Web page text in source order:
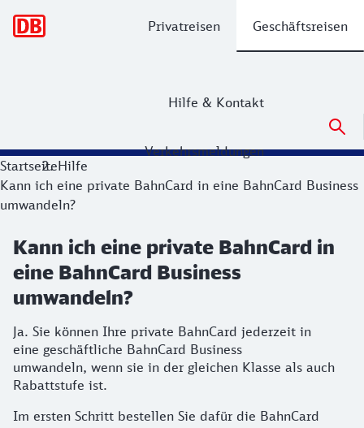
Privatreisen Geschäftsreisen
Hilfe & Kontakt
Verkehrsmeldungen
StartseiteHilfe
Kann ich eine private BahnCard in eine BahnCard Business
umwandeln?
Kann ich eine private BahnCard in
eine BahnCard Business
umwandeln?
Ja. Sie können Ihre private BahnCard jederzeit in
eine geschäftliche BahnCard Business
umwandeln, wenn sie in der gleichen Klasse als auch
Rabattstufe ist.
Im ersten Schritt bestellen Sie dafür die BahnCard